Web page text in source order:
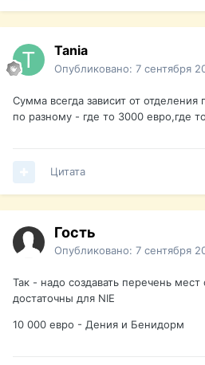
Tania
Опубликовано: 7 сентября
Сумма всегда зависит от
по разному - где то 3000 евро,где
Цитата
Гость
Опубликовано: 7 сентября
Так - надо создавать перечень
достаточны для NIE
10 000 евро - Дения и Бенидорм